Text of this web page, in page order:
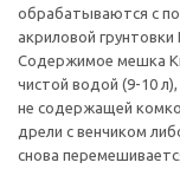
обрабатываются с
акриловой
Содержимое мешка
чистой водой (9-10
не содержащей
дрели с венчиком
снова